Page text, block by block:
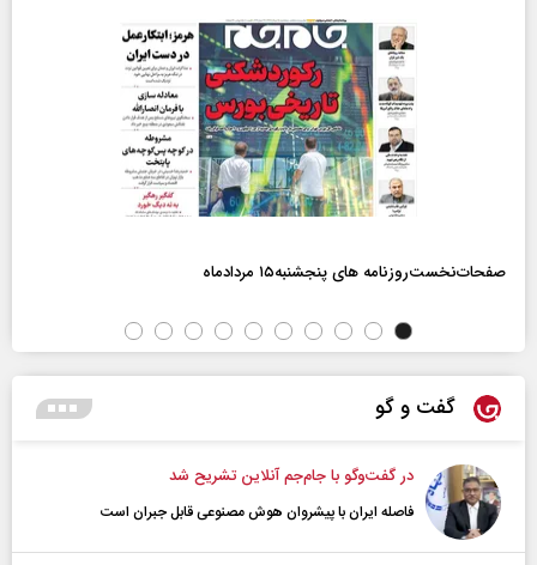
صفحات‌نخست‌روزنامه ها‌ی پنجشنبه‌۱۵ مردادماه
گفت و گو
در گفت‌و‌گو با جام‌جم آنلاین تشریح شد
فاصله ایران با پیشرو‌ان هوش مصنوعی قابل جبران است